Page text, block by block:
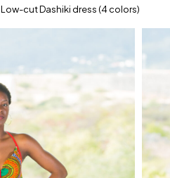
Low-cut Dashiki dress (4 colors)